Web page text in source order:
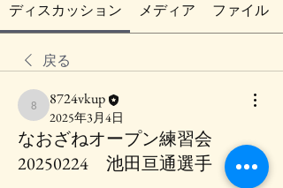
ディスカッション メディア ファイル
戻る
8724vkup
8724vkup
2025年3月4日
なおざねオープン練習会
20250224 池田亘通選手